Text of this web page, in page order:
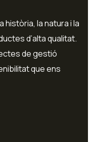
història, la natura i la
d’alta qualitat.
de gestió
que ens